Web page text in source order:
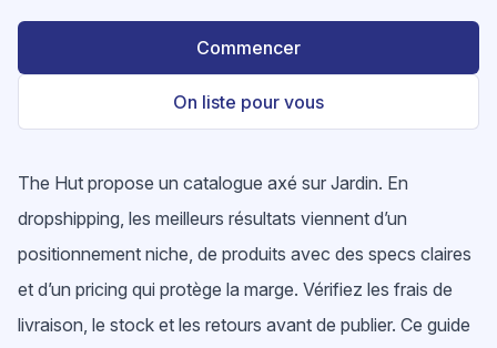
Commencer
On liste pour vous
The Hut propose un catalogue axé sur Jardin. En
dropshipping, les meilleurs résultats viennent d’un
positionnement niche, de produits avec des specs claires
et d’un pricing qui protège la marge. Vérifiez les frais de
livraison, le stock et les retours avant de publier. Ce guide